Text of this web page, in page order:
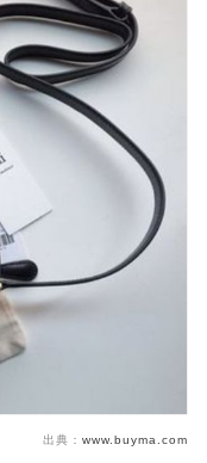
出典： www.buyma.com